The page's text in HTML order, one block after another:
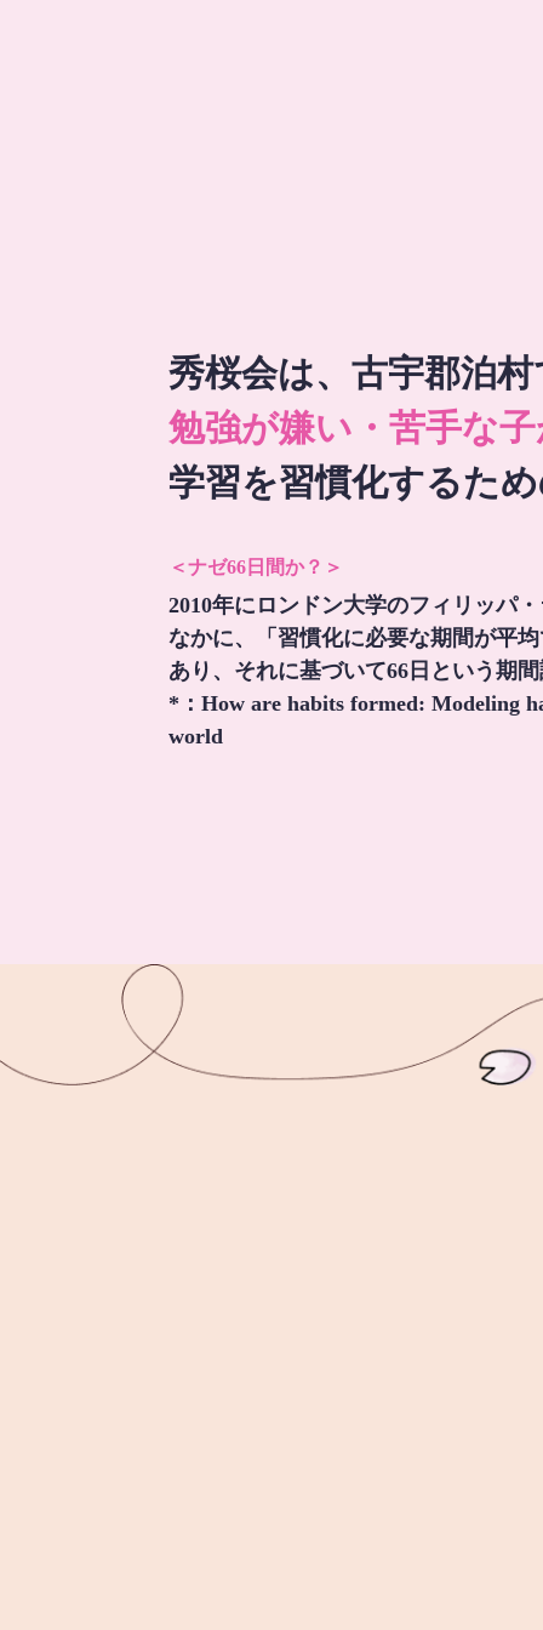
秀桜会は、古宇郡泊村
勉強が嫌い・苦手な
学習を習慣化するた
＜ナゼ66日間か？＞
2010年にロンドン大学のフィリッパ
なかに、「習慣化に必要な期間が平
あり、それに基づいて66日という期
*：How are habits formed: Modeling
world